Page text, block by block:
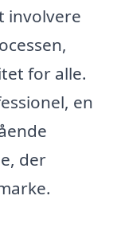
involvere
for alle.
en
der